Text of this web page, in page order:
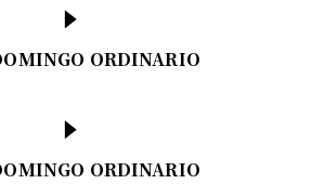
ORDINARIO
ORDINARIO